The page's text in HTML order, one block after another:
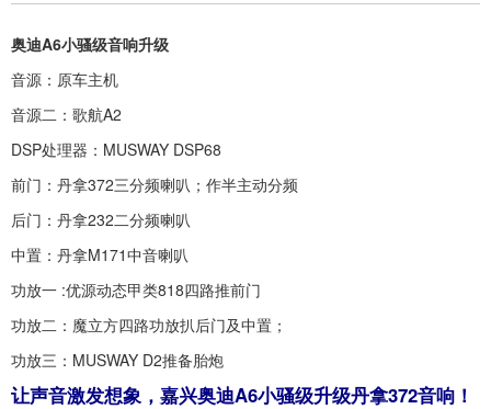
奥迪A6小骚级音响升级
音源：原车主机
音源二：歌航A2
DSP处理器：MUSWAY DSP68
前门：丹拿372三分频喇叭；作半主动分频
后门：丹拿232二分频喇叭
中置：丹拿M171中音喇叭
功放一 :优源动态甲类818四路推前门
功放二：魔立方四路功放扒后门及中置；
功放三：MUSWAY D2推备胎炮
让声音激发想象，嘉兴奥迪A6小骚级升级丹拿372音响！